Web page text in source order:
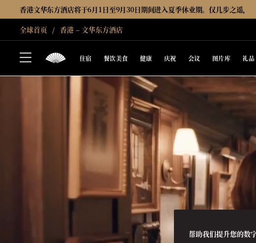
香港文华东方酒店将于6月1日至9月30日期间进入夏季休业期。仅几步之遥，
全球首页 香港 – 文华东方酒店
住宿 餐饮美食 健康 庆祝 会议 图片库 礼品
帮助我们提升您的数